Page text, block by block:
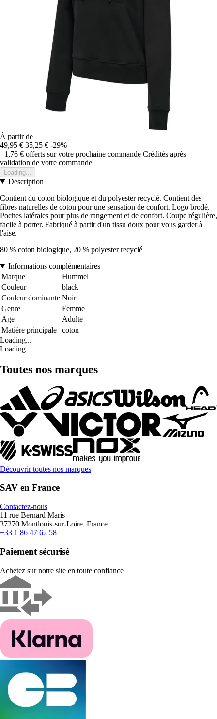
À partir de
49,95 € 35,25 € -29%
+1,76 € offerts sur votre prochaine commande Crédités après
validation de votre commande
Loading...
Description
Contient du coton biologique et du polyester recyclé. Contient des
fibres naturelles de coton pour une sensation de confort. Logo brodé.
Poches latérales pour plus de rangement et de confort. Coupe régulière,
facile à porter. Fabriqué à partir d'un tissu doux pour vous garder à
l'aise.
80 % coton biologique, 20 % polyester recyclé
Informations complémentaires
Marque
Hummel
Couleur
black
Couleur dominante Noir
Genre
Femme
Age
Adulte
Matière principale
coton
Loading...
Loading...
Toutes nos marques
Découvrir toutes nos marques
SAV en France
Contactez-nous
11 rue Bernard Maris
37270 Montlouis-sur-Loire, France
+33 1 86 47 62 58
Paiement sécurisé
Achetez sur notre site en toute confiance